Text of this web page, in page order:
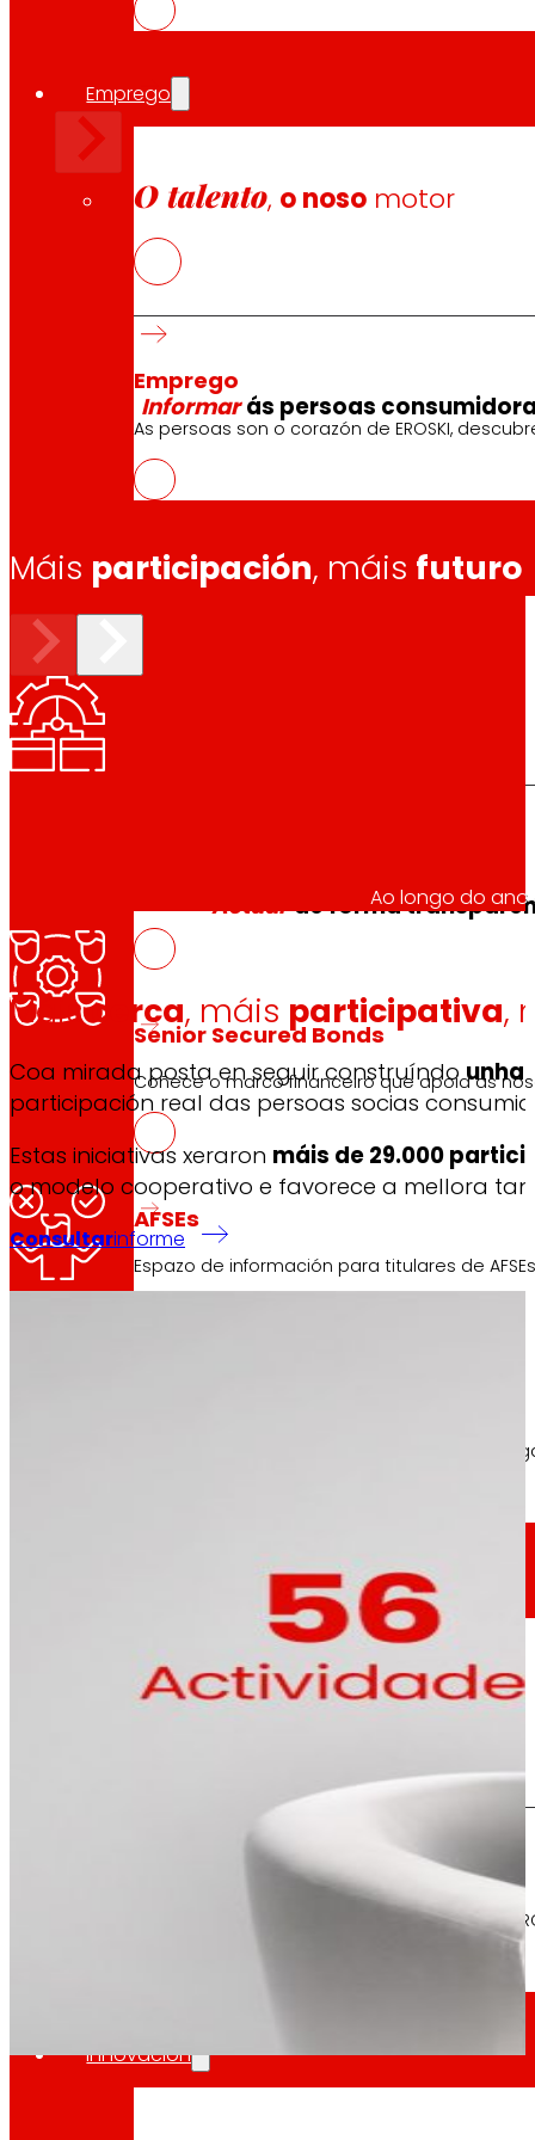
Emprego
O talento, o noso motor
Emprego
As persoas son o corazón de EROSKI,
Investidores
Crecendo
Resultados, informes e principais
Senior Secured Bonds
Coñece o marco financeiro que apoia as
AFSEs
Espazo de información para titulares de
Detalle da estrutura de goberno, os seus
Aodía
Toda a actualidade e os últimos pasos de
Innovación
Informar ás persoas
Actuar de forma
Máis participación, máis futuro
Ao longo do ano
A implicación das
A valoración global do
Máiscerca, máis participativa,
Coa mirada posta en seguir construíndounha
participación real das persoas socias
Estas iniciativas xeraron máis de 29.000
o modelo cooperativo e favorece a mellora
Consultarinforme